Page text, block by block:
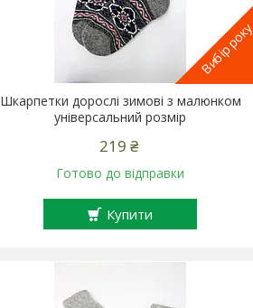
Вибір року
Шкарпетки дорослі зимові з малюнком
універсальний розмір
219 ₴
Готово до відправки
Купити